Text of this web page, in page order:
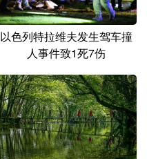
以色列特拉维夫发生驾车撞
人事件致1死7伤